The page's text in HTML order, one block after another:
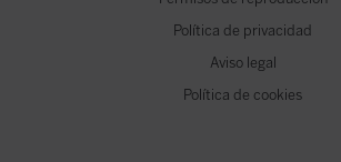
Política de privacidad
Aviso legal
Política de cookies